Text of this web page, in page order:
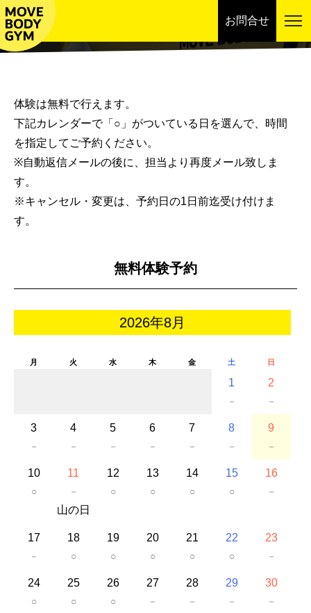
お問合せ
スケジュール
体験は無料で行えます。
下記カレンダーで「○」がついている日を選んで、時間
を指定してご予約ください。
※自動返信メールの後に、担当より再度メール致しま
す。
※キャンセル・変更は、予約日の1日前迄受け付けま
す。
無料体験予約
2026年8月
月 火 水 木 金 土 日
1
－
2
－
3
－
4
－
5
－
6
－
7
－
8
－
9
－
10
○
11
－
山の日
12
○
13
○
14
○
15
○
16
－
17
－
18
○
19
○
20
○
21
○
22
○
23
－
24
○
25
○
26
○
27
－
28
－
29
－
30
－